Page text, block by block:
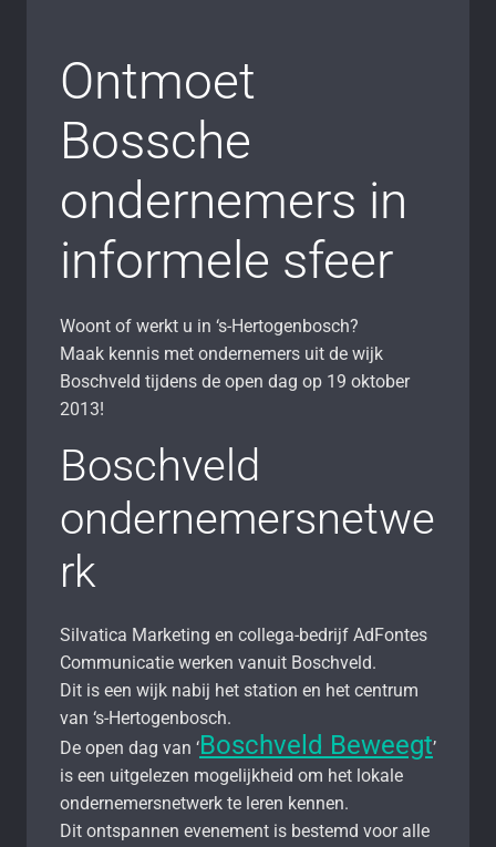
Ontmoet
Bossche
ondernemers in
informele sfeer
Woont of werkt u in ‘s-Hertogenbosch?
Maak kennis met ondernemers uit de wijk
Boschveld tijdens de open dag op 19 oktober
2013!
Boschveld
ondernemersnetwe
rk
Silvatica Marketing en collega-bedrijf AdFontes
Communicatie werken vanuit Boschveld.
Dit is een wijk nabij het station en het centrum
van ‘s-Hertogenbosch.
De open dag van ‘Boschveld Beweegt’
is een uitgelezen mogelijkheid om het lokale
ondernemersnetwerk te leren kennen.
Dit ontspannen evenement is bestemd voor alle